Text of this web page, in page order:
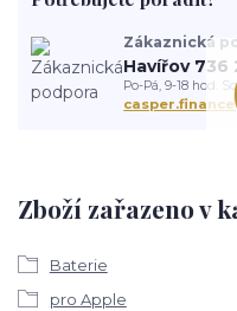
Zboží zařazeno v
Baterie
pro Apple
Zákaznická
Havířov 736
Po-Pá, 9-18 hod. So